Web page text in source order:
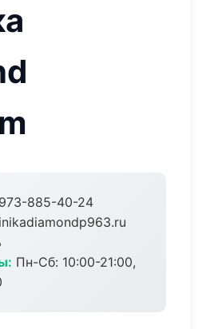
885-40-24
Пн-Сб: 10:00-21:00,